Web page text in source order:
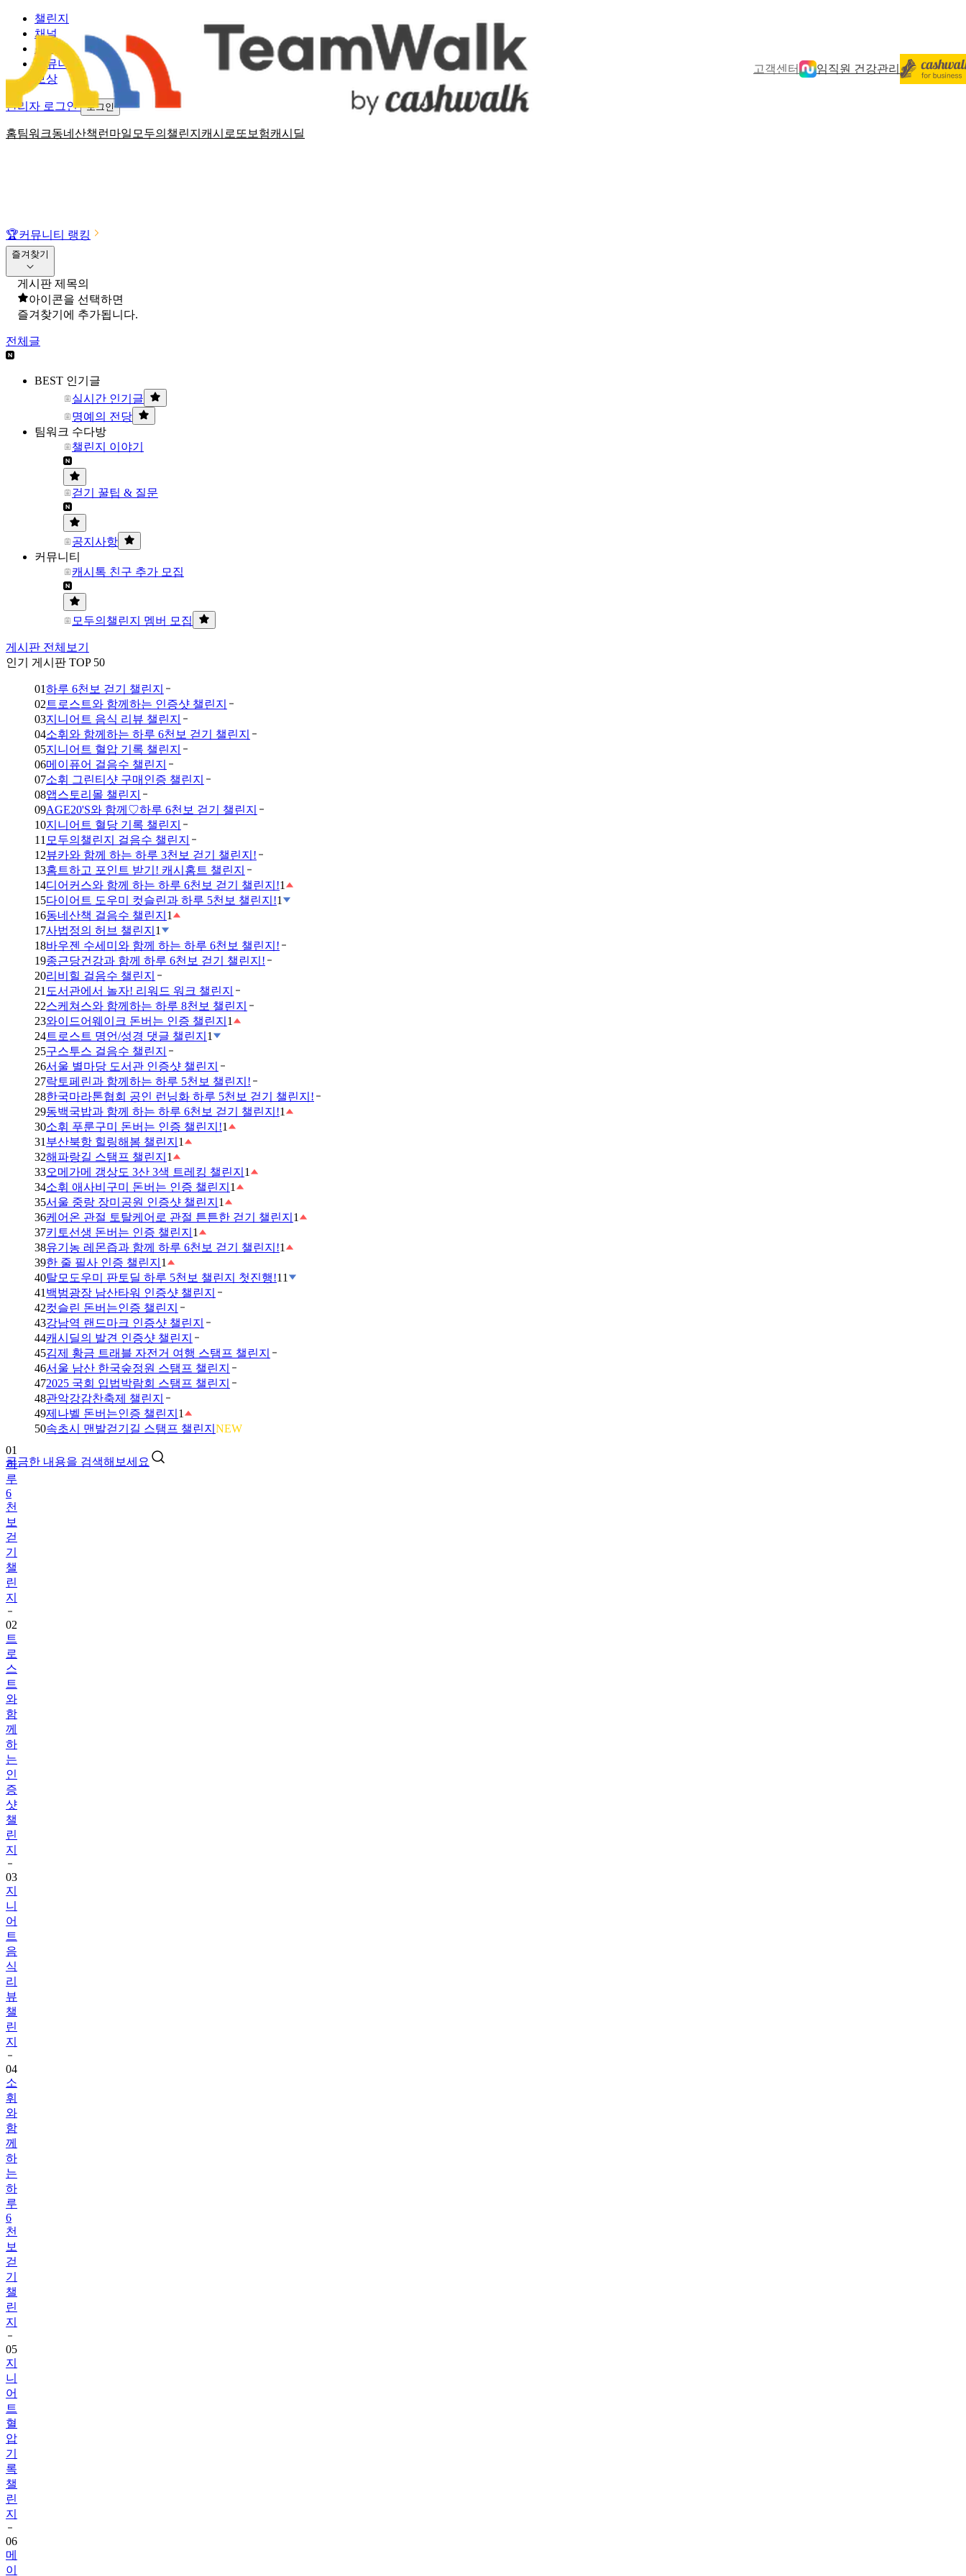
고객센터 임직원 건강관리
홈팀워크동네산책 런마일 모두의챌린지 캐시로또 보험캐시딜
챌린지
채널
소식
커뮤니티
보상
관리자 로그인 로그인
🏆커뮤니티 랭킹
즐겨찾기
게시판 제목의
아이콘을 선택하면
즐겨찾기에 추가됩니다.
전체글
BEST 인기글
실시간 인기글
명예의 전당
팀워크 수다방
챌린지 이야기
걷기 꿀팁 & 질문
공지사항
커뮤니티
캐시톡 친구 추가 모집
모두의챌린지 멤버 모집
게시판 전체보기
인기 게시판 TOP 50
01하루 6천보 걷기 챌린지
02 트로스트와 함께하는 인증샷 챌린지
03지니어트 음식 리뷰 챌린지
04소휘와 함께하는 하루 6천보 걷기 챌린지
05지니어트 혈압 기록 챌린지
06메이퓨어 걸음수 챌린지
07소휘 그린티샷 구매인증 챌린지
08앱스토리몰 챌린지
09AGE20'S와 함께♡하루 6천보 걷기 챌린지
10지니어트 혈당 기록 챌린지
11 모두의챌린지 걸음수 챌린지
12뷰카와 함께 하는 하루 3천보 걷기 챌린지!
13홈트하고 포인트 받기! 캐시홈트 챌린지
14디어커스와 함께 하는 하루 6천보 걷기 챌린지!1
15다이어트 도우미 컷슬린과 하루 5천보 챌린지!1
16동네산책 걸음수 챌린지 1
17사법정의 허브 챌린지 1
18바우젠 수세미와 함께 하는 하루 6천보 챌린지!
19종근당건강과 함께 하루 6천보 걷기 챌린지!
20리비힐 걸음수 챌린지
21 도서관에서 놀자! 리워드 워크 챌린지
22스케쳐스와 함께하는 하루 8천보 챌린지
23와이드어웨이크 돈버는 인증 챌린지 1
24트로스트 명언/성경 댓글 챌린지 1
25구스투스 걸음수 챌린지
26서울 별마당 도서관 인증샷 챌린지
27락토페린과 함께하는 하루 5천보 챌린지!
28한국마라톤협회 공인 런닝화 하루 5천보 걷기 챌린지!
29동백국밥과 함께 하는 하루 6천보 걷기 챌린지!1
30소휘 푸룬구미 돈버는 인증 챌린지!1
31 부산북항 힐링해봄 챌린지 1
32해파랑길 스탬프 챌린지 1
33오메가메 갱상도 3산 3색 트레킹 챌린지 1
34소휘 애사비구미 돈버는 인증 챌린지 1
35서울 중랑 장미공원 인증샷 챌린지 1
36케어온 관절 토탈케어로 관절 튼튼한 걷기 챌린지 1
37키토선생 돈버는 인증 챌린지 1
38유기농 레몬즙과 함께 하루 6천보 걷기 챌린지!1
39한 줄 필사 인증 챌린지 1
40탈모도우미 판토딜 하루 5천보 챌린지 첫진행!11
41 백범광장 남산타워 인증샷 챌린지
42컷슬린 돈버는인증 챌린지
43강남역 랜드마크 인증샷 챌린지
44캐시딜의 발견 인증샷 챌린지
45김제 황금 트래블 자전거 여행 스탬프 챌린지
46서울 남산 한국숲정원 스탬프 챌린지
472025 국회 입법박람회 스탬프 챌린지
48관악강감찬축제 챌린지
49제나벨 돈버는인증 챌린지 1
50속초시 맨발걷기길 스탬프 챌린지 NEW
궁금한 내용을 검색해보세요
루
6
천
보
걷
기
챌
린
지
02
트
로
스
트
와
함
께
하
는
인
증
샷
챌
린
지
03
지
니
어
트
음
식
리
뷰
챌
린
지
04
소
휘
와
함
께
하
는
하
루
6
천
보
걷
기
챌
린
지
05
지
니
어
트
혈
압
기
록
챌
린
지
06
메
이
퓨